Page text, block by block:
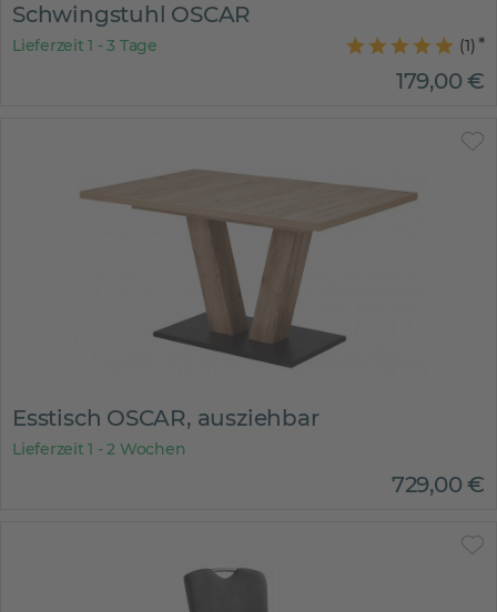
Schwingstuhl OSCAR
Lieferzeit 1 - 3 Tage (1)
179,00€
Esstisch OSCAR, ausziehbar
Lieferzeit 1 - 2 Wochen
729,00€